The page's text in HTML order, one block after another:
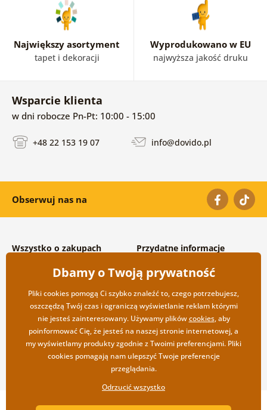
Największy asortyment
tapet i dekoracji
Wyprodukowano w EU
najwyższa jakość druku
Wsparcie klienta
w dni robocze Pn-Pt: 10:00 - 15:00
+48 22 153 19 07 info@dovido.pl
Obserwuj nas na
Wszystko o zakupach
Warunki handlowe i
reklamacyjne
Prywatność
Opcje wysyłki i płatności
Zwrot towarów
Przydatne informacje
Często zadawane pytania
Kontakt
Współpraca hurtowa
Dbamy o Twoją prywatność
Pliki cookies pomogą Ci szybko znaleźć to, czego potrzebujesz,
oszczędzą Twój czas i ograniczą wyświetlanie reklam którymi
nie jesteś zainteresowany. Używamy plikówcookies, aby
poinformować Cię, że jesteś na naszej stronie internetowej, a
my wyświetlamy produkty zgodnie z Twoimi preferencjami. Pliki
cookies pomagają nam ulepszyć Twoje preferencje
przeglądania.
Odrzucić wszystko